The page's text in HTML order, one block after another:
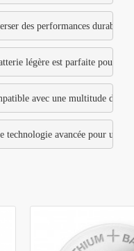
des performances
légère est parfaite pour les
avec une multitude
avancée pour une